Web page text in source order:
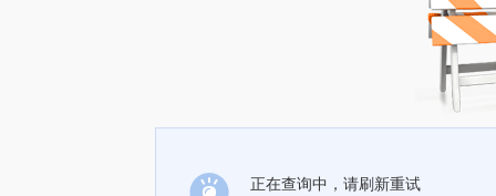
正在查询中，请刷新重试